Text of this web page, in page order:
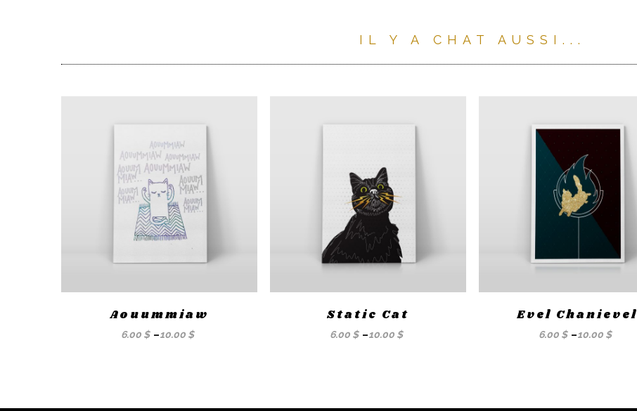
IL Y A CHAT AUSSI...
Aouummiaw
6.00 $ –10.00 $
Static Cat
6.00 $ –10.00 $
Evel Chanievel
6.00 $ –10.00 $